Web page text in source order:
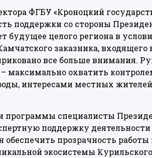
ФГБУ «Кроноцкий
поддержки со стороны
будущее целого региона в
заказника, входящего
все больше внимания.
– максимально охватить
интересами местных
программы специалисты
поддержку
обеспечить прозрачность
экосистемы Курильского